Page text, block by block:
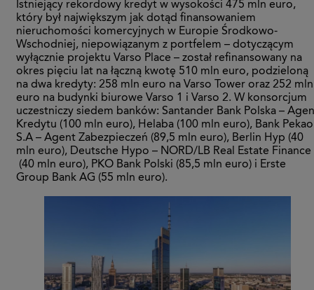
Istniejący rekordowy kredyt w wysokości 475 mln euro,
który był największym jak dotąd finansowaniem
nieruchomości komercyjnych w Europie Środkowo-
Wschodniej, niepowiązanym z portfelem – dotyczącym
wyłącznie projektu Varso Place – został refinansowany na
okres pięciu lat na łączną kwotę 510 mln euro, podzieloną
na dwa kredyty: 258 mln euro na Varso Tower oraz 252 mln
euro na budynki biurowe Varso 1 i Varso 2. W konsorcjum
uczestniczy siedem banków: Santander Bank Polska –
Kredytu (100 mln euro), Helaba (100 mln euro), Bank Pekao
S.A – Agent Zabezpieczeń (89,5 mln euro), Berlin Hyp (40
mln euro), Deutsche Hypo – NORD/LB Real Estate Finance
(40 mln euro), PKO Bank Polski (85,5 mln euro) i Erste
Group Bank AG (55 mln euro).